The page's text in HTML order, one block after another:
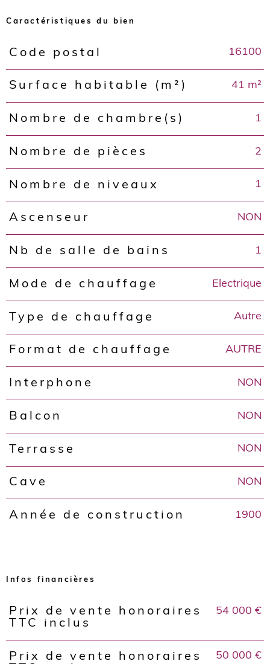
Caractéristiques du bien
Caractéristiques Valeurs
Code postal 16100
Surface habitable (m²) 41 m²
Nombre de chambre(s) 1
Nombre de pièces 2
Nombre de niveaux 1
Ascenseur NON
Nb de salle de bains 1
Mode de chauffage Electrique
Type de chauffage Autre
Format de chauffage AUTRE
Interphone NON
Balcon NON
Terrasse NON
Cave NON
Année de construction 1900
Infos financières
Caractéristiques Valeurs
Prix de vente honoraires
TTC inclus
54 000 €
Prix de vente honoraires
50 000 €